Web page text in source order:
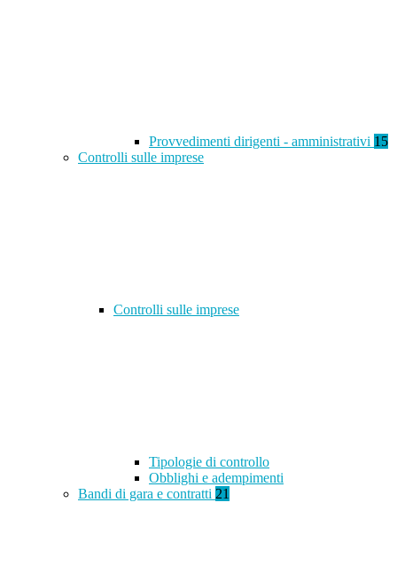
Provvedimenti dirigenti - amministrativi 15
Controlli sulle imprese
Controlli sulle imprese
Tipologie di controllo
Obblighi e adempimenti
Bandi di gara e contratti 21